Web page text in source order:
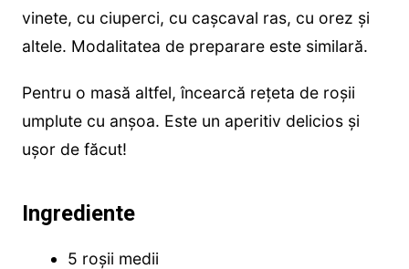
vinete, cu ciuperci, cu cașcaval ras, cu orez și
altele. Modalitatea de preparare este similară.
Pentru o masă altfel, încearcă reţeta de roşii
umplute cu anşoa. Este un aperitiv delicios și
ușor de făcut!
Ingrediente
5 roşii medii